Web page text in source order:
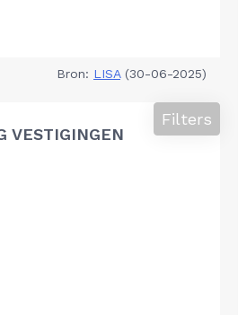
Bron: LISA(30-06-2025)
VESTIGINGEN
Filters